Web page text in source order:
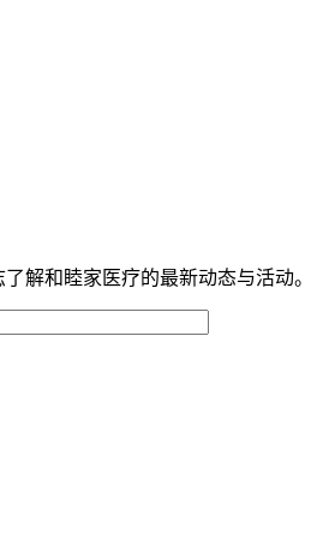
解和睦家医疗的最新动态与活动。